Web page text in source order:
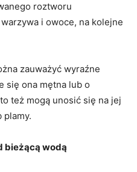
roztworu
i owoce, na kolejne
zauważyć wyraźne
się ona mętna lub o
też mogą unosić się na jej
plamy.
bieżącą wodą